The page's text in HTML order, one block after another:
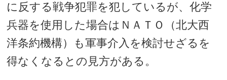
に反する戦争犯罪を犯しているが、化学
兵器を使用した場合はＮＡＴＯ（北大西
洋条約機構）も軍事介入を検討せざるを
得なくなるとの見方がある。